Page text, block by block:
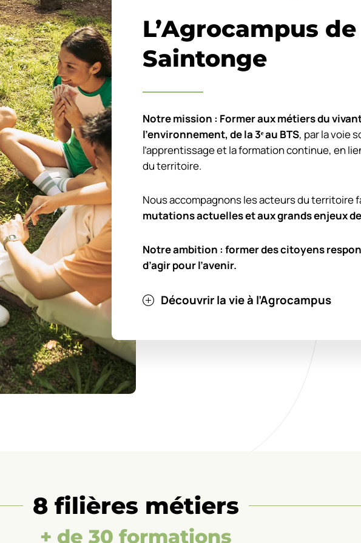
L’Agrocampus de
Saintonge
Notre mission : Former aux métiers du
l’environnement, de la 3ᵉau BTS, par la voie
l’apprentissage et la formation continue, en
du territoire.
Nous accompagnons les acteurs du territoire
mutations actuelles et aux grands enjeux
Notre ambition : former des citoyens
d’agir pour l’avenir.
Découvrir la vie à l’Agrocampus
8 filières métiers
+ de 30 formations